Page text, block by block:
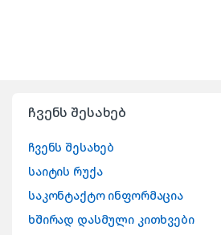
ჩვენს შესახებ
ჩვენს შესახებ
საიტის რუქა
საკონტაქტო ინფორმაცია
ხშირად დასმული კითხვები